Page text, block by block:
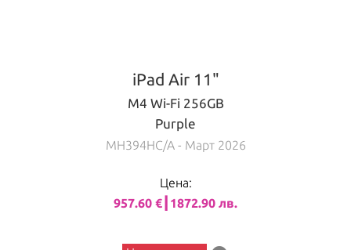
iPad Air 11"
M4 Wi-Fi 256GB
Purple
MH394HC/A - Март 2026
Цена:
957.60 €┃1872.90 лв.